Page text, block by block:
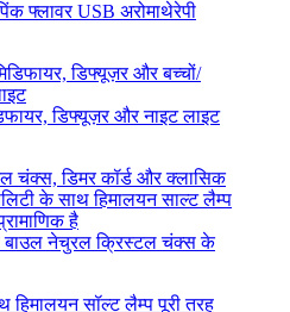
फ्लावर USB अरोमाथेरेपी
डिफ्यूज़र और नाइट लाइट
बाउल नेचुरल क्रिस्टल चंक्स के